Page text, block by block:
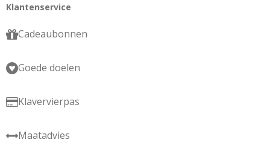
Klantenservice
Cadeaubonnen
Goede doelen
Klavervierpas
Maatadvies